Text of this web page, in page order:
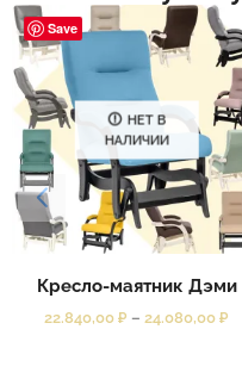
Save
НЕТ В
НАЛИЧИИ
Кресло-маятник Дэми
22.840,00 ₽ – 24.080,00 ₽